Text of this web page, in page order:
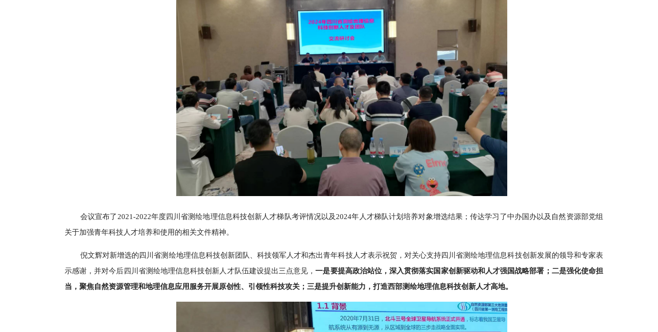
会议宣布了2021-2022年度四川省测绘地理信息科技创新人才梯队考评情况以及2024年人才梯队计划培养对象增选结果；传达学习了中办国办以及自然资源部党组
关于加强青年科技人才培养和使用的相关文件精神。
倪文辉对新增选的四川省测绘地理信息科技创新团队、科技领军人才和杰出青年科技人才表示祝贺，对关心支持四川省测绘地理信息科技创新发展的领导和专家表
示感谢，并对今后四川省测绘地理信息科技创新人才队伍建设提出三点意见，一是要提高政治站位，深入贯彻落实国家创新驱动和人才强国战略部署；二是强化使命担
当，聚焦自然资源管理和地理信息应用服务开展原创性、引领性科技攻关；三是提升创新能力，打造西部测绘地理信息科技创新人才高地。